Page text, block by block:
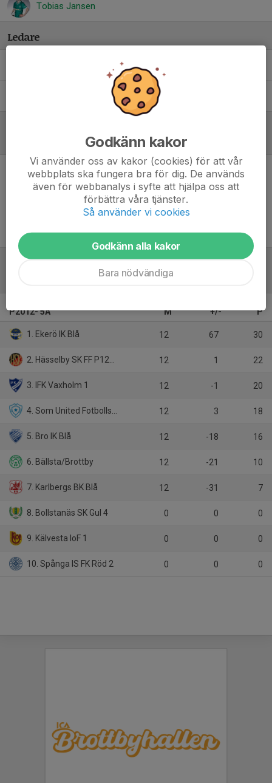
Tobias Jansen
Ledare
Ledare
Ledare
Inget referat skrivet
P2012- 5A M +/- P
1. Ekerö IK Blå 12 67 30
2. Hässelby SK FF P12Svart 12 1 22
3. IFK Vaxholm 1 12 -1 20
4. Som United Fotbollsförening 12 3 18
5. Bro IK Blå 12 -18 16
6. Bällsta/Brottby 12 -21 10
7. Karlbergs BK Blå 12 -31 7
8. Bollstanäs SK Gul 4 0 0 0
9. Kälvesta IoF 1 0 0 0
10. Spånga IS FK Röd 2 0 0 0
Godkänn kakor
Vi använder oss av kakor (cookies) för att vår
webbplats ska fungera bra för dig. De används
även för webbanalys i syfte att hjälpa oss att
förbättra våra tjänster.
Så använder vi cookies
Godkänn alla kakor
Bara nödvändiga